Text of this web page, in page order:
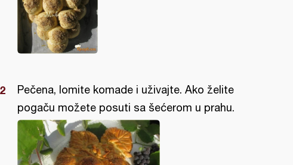
Pečena, lomite komade i uživajte. Ako želite
pogaču možete posuti sa šećerom u prahu.